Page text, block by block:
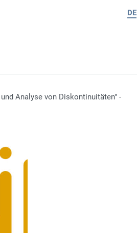
DE
Analyse von Diskontinuitäten" -